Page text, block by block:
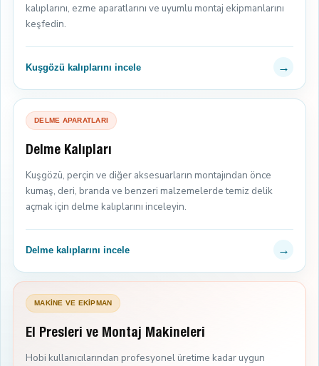
kalıplarını, ezme aparatlarını ve uyumlu montaj ekipmanlarını
keşfedin.
Kuşgözü kalıplarını incele →
DELME APARATLARI
Delme Kalıpları
Kuşgözü, perçin ve diğer aksesuarların montajından önce
kumaş, deri, branda ve benzeri malzemelerde temiz delik
açmak için delme kalıplarını inceleyin.
Delme kalıplarını incele →
MAKİNE VE EKİPMAN
El Presleri ve Montaj Makineleri
Hobi kullanıcılarından profesyonel üretime kadar uygun